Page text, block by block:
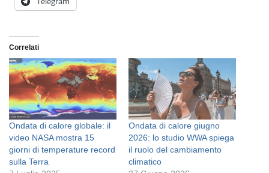
Correlati
Ondata di calore globale: il
video NASA mostra 15
giorni di temperature record
sulla Terra
Ondata di calore giugno
2026: lo studio WWA spiega
il ruolo del cambiamento
climatico